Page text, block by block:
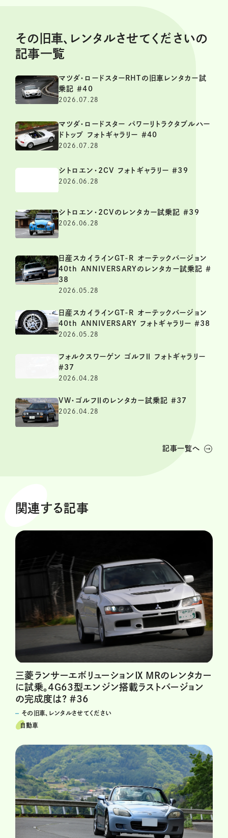
その旧車、レンタルさせてくださいの
記事一覧
マツダ・ロードスターRHTの旧車レンタカー試
乗記 ＃40
2026.07.28
マツダ・ロードスター パワーリトラクタブルハー
ドトップ フォトギャラリー ＃40
2026.07.28
シトロエン・2CV フォトギャラリー ＃39
2026.06.28
シトロエン・2CVのレンタカー試乗記 ＃39
2026.06.28
日産スカイラインGT-R オーテックバージョン
40th ANNIVERSARYのレンタカー試乗記 ＃
38
2026.05.28
日産スカイラインGT-R オーテックバージョン
40th ANNIVERSARY フォトギャラリー ＃38
2026.05.28
フォルクスワーゲン ゴルフⅡ フォトギャラリー
＃37
2026.04.28
VW・ゴルフⅡのレンタカー試乗記 ＃37
2026.04.28
記事一覧へ
関連する記事
三菱ランサーエボリューションⅨ MRのレンタカー
に試乗。４G63型エンジン搭載ラストバージョン
の完成度は? ＃36
その旧車、レンタルさせてください
自動車